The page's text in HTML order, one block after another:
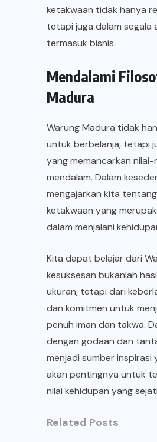
ketakwaan tidak hanya
tetapi juga dalam segala
termasuk bisnis.
Mendalami
Madura
Warung Madura tidak
untuk berbelanja, tetapi
yang memancarkan
mendalam. Dalam
mengajarkan kita
ketakwaan yang
dalam menjalani
Kita dapat belajar dari
kesuksesan bukanlah
ukuran, tetapi dari
dan komitmen untuk
penuh iman dan takwa.
dengan godaan dan
menjadi sumber inspirasi
akan pentingnya untuk
nilai kehidupan yang
Related Posts